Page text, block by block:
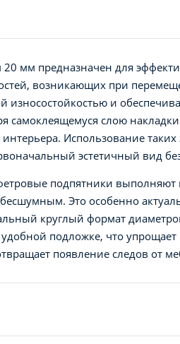
мм предназначен для
возникающих при
износостойкостью и
самоклеящемуся слою
Использование
эстетичный вид
подпятники
Это особенно
круглый формат
подложке, что
появление следов от